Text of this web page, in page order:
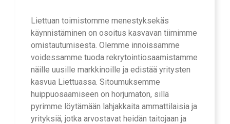
Liettuan toimistomme menestyksekäs
käynnistäminen on osoitus kasvavan tiimimme
omistautumisesta. Olemme innoissamme
voidessamme tuoda rekrytointiosaamistamme
näille uusille markkinoille ja edistää yritysten
kasvua Liettuassa. Sitoumuksemme
huippuosaamiseen on horjumaton, sillä
pyrimme löytämään lahjakkaita ammattilaisia ja
yrityksiä, jotka arvostavat heidän taitojaan ja